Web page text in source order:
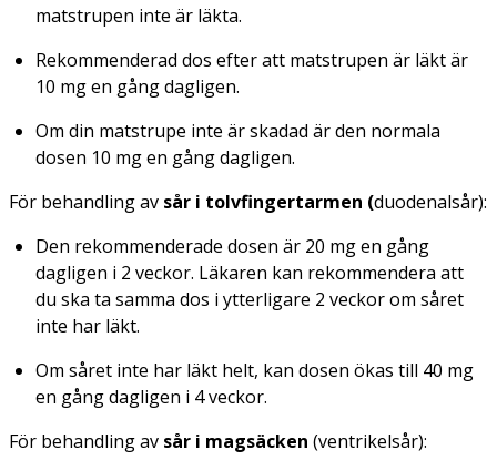
matstrupen inte är läkta.
Rekommenderad dos efter att matstrupen är läkt är
10 mg en gång dagligen.
Om din matstrupe inte är skadad är den normala
dosen 10 mg en gång dagligen.
För behandling av sår i tolvfingertarmen (duodenalsår):
Den rekommenderade dosen är 20 mg en gång
dagligen i 2 veckor. Läkaren kan rekommendera att
du ska ta samma dos i ytterligare 2 veckor om såret
inte har läkt.
Om såret inte har läkt helt, kan dosen ökas till 40 mg
en gång dagligen i 4 veckor.
För behandling av sår i magsäcken (ventrikelsår):